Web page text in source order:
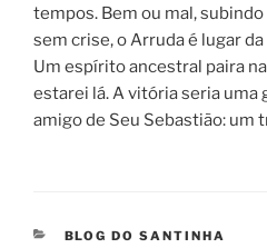
tempos. Bem ou mal,
sem crise, o Arruda é lugar
Um espírito ancestral paira
estarei lá. A vitória seria uma
amigo de Seu Sebastião: um
CATEGORIAS
BLOG DO SANTINHA